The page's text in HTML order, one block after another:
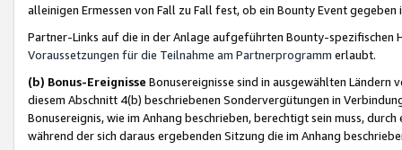
alleinigen Ermessen von Fall zu Fall fest, ob ein Bounty Event
Partner-Links auf die in der Anlage aufgeführten Bounty-spezifischen
Voraussetzungen für die Teilnahme am Partnerprogramm erlaubt.
(b) Bonus-Ereignisse Bonusereignisse sind in ausgewählten Ländern
diesem Abschnitt 4(b) beschriebenen Sondervergütungen in
Bonusereignis, wie im Anhang beschrieben, berechtigt sein muss,
während der sich daraus ergebenden Sitzung die im Anhang